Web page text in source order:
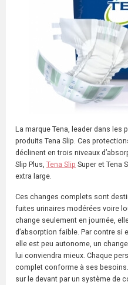
La marque Tena , leader dans les
produits Tena Slip. Ces
déclinent en trois niveaux
Slip Plus, Tena Slip Super et Tena
extra large.
Ces changes complets sont
fuites urinaires modérées voire
change seulement en journée,
d’absorption faible. Par contre si
elle est peu autonome, un
lui conviendra mieux. Chaque
complet conforme à ses
sur le devant par un système de